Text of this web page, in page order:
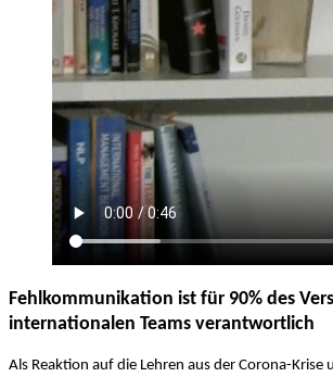
Fehlkommunikation ist für 90% des
internationalen Teams verantwortlich
Als Reaktion auf die Lehren aus der Corona-Krise